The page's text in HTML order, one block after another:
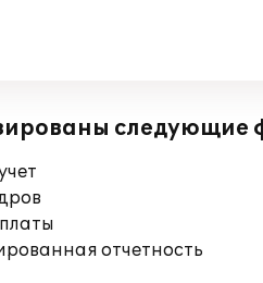
следующие
отчетность